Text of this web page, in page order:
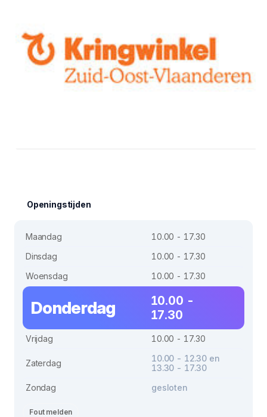
Openingstijden
Maandag
10.00 - 17.30
Dinsdag
10.00 - 17.30
Woensdag
10.00 - 17.30
Donderdag
10.00 -
17.30
Vrijdag 10.00 - 17.30
Zaterdag
10.00 - 12.30 en
13.30 - 17.30
Zondag
gesloten
Fout melden